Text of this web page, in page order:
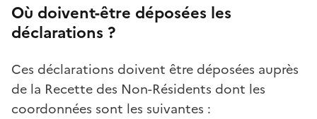
Où doivent-être déposées les
déclarations ?
Ces déclarations doivent être déposées auprès
de la Recette des Non-Résidents dont les
coordonnées sont les suivantes :